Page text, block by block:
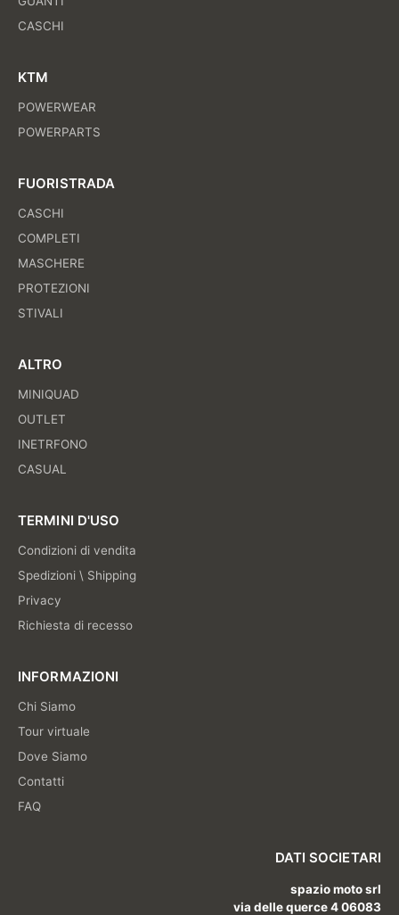
CASCHI
KTM
POWERWEAR
POWERPARTS
FUORISTRADA
CASCHI
COMPLETI
MASCHERE
PROTEZIONI
STIVALI
ALTRO
MINIQUAD
OUTLET
INETRFONO
CASUAL
TERMINI D'USO
Condizioni di vendita
Spedizioni \ Shipping
Privacy
Richiesta di recesso
INFORMAZIONI
Chi Siamo
Tour virtuale
Dove Siamo
Contatti
FAQ
DATI SOCIETARI
spazio moto srl
via delle querce 4 06083